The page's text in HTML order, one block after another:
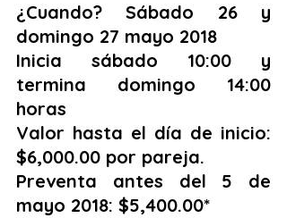
¿Cuando? Sábado 26 y
domingo 27 mayo 2018
Inicia sábado 10:00 y
termina domingo 14:00
horas
Valor hasta el día de inicio:
$6,000.00 por pareja.
Preventa antes del 5 de
mayo 2018: $5,400.00*